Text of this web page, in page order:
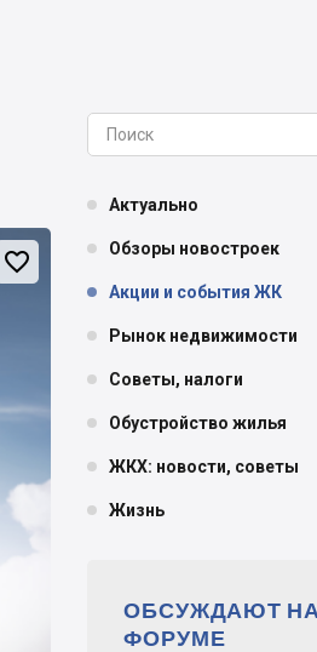

Актуально
Обзоры новостроек
Акции и события ЖК
Рынок недвижимости
Советы, налоги
Обустройство жилья
ЖКХ: новости, советы
Жизнь
ОБСУЖДАЮТ НА
ФОРУМЕ